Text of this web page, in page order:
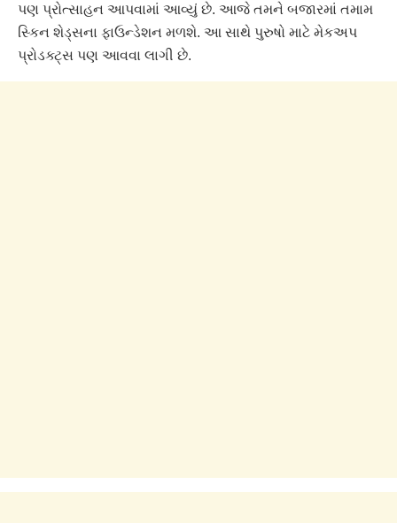
પણ પ્રોત્સાહન આપવામાં આવ્યું છે. આજે તમને બજારમાં તમામ
સ્કિન શેડ્સના ફાઉન્ડેશન મળશે. આ સાથે પુરુષો માટે મેકઅપ
પ્રોડક્ટ્સ પણ આવવા લાગી છે.